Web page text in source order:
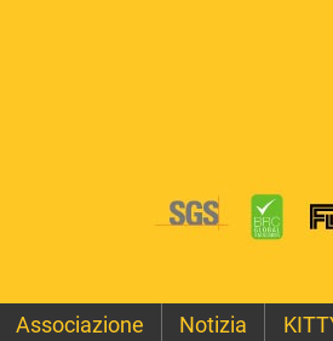
Associazione Notizia